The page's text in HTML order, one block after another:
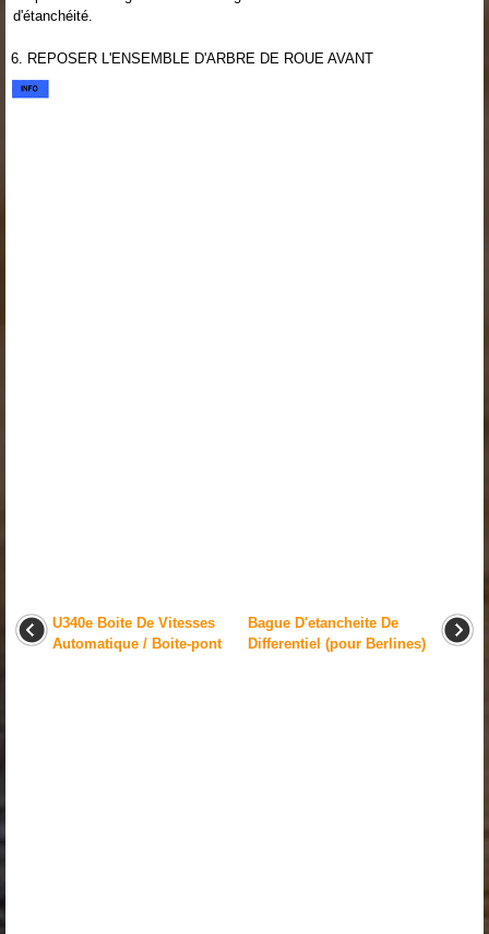
d'étanchéité.
6. REPOSER L'ENSEMBLE D'ARBRE DE ROUE AVANT
U340e Boite De Vitesses
Automatique / Boite-pont
Bague D'etancheite De
Differentiel (pour Berlines)